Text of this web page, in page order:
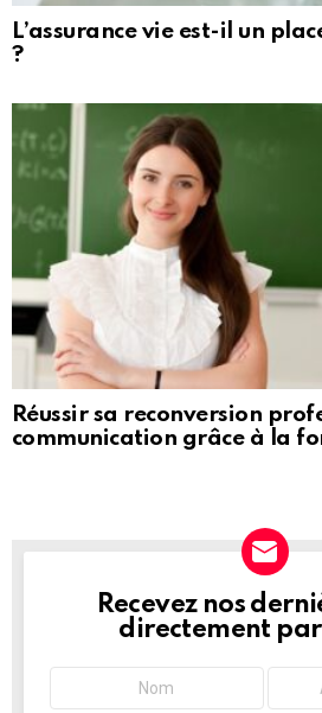
L’assurance vie est-il un
?
Réussir sa reconversion
communication grâce à la
NEWSLETTER
Recevez nos
directement